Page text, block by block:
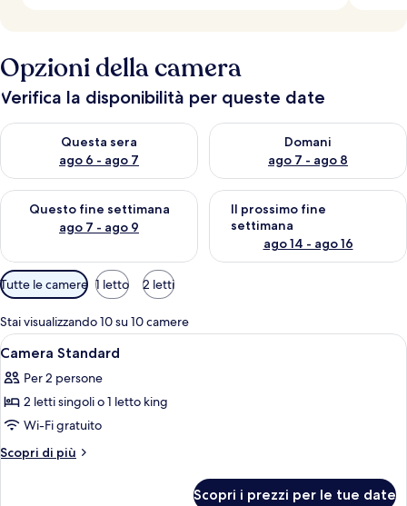
Opzioni della camera
Verifica la disponibilità per queste date
Questa sera
ago 6 - ago 7
Verifica la disponibilità per questa sera, ago 6 - ago 7
Domani
ago 7 - ago 8
Verifica la disponibilità per
Questo fine settimana
ago 7 - ago 9
Verifica la disponibilità per questo fine settimana, ago 7 - ago
Il prossimo fine
settimana
ago 14 - ago 16
Verifica la disponibilità per il
Filtri
disponibili
per
le
camere
Tutte le camere 1 letto 2 letti
Stai visualizzando 10 su 10 camere
Apri
tutte
le
foto
per
Camera
Camera d'albergo con un letto
6
Camera Standard
Per 2 persone
2 letti singoli o 1 letto king
Wi-Fi gratuito
Scopri di più
Altri
Scopri i prezzi per le tue date